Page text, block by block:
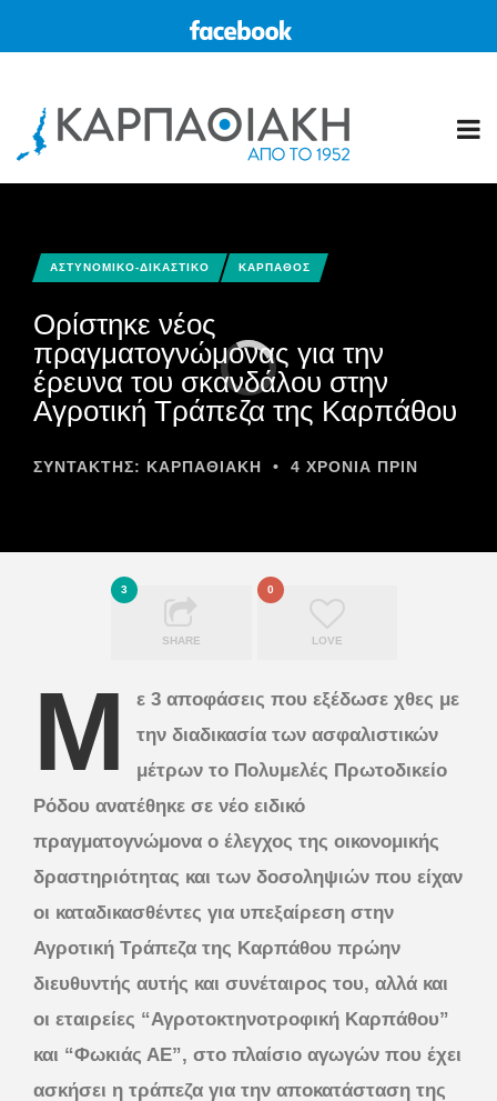
ΑΣΤΥΝΟΜΙΚΟ-ΔΙΚΑΣΤΙΚΟ ΚΑΡΠΑΘΟΣ
Ορίστηκε νέος
πραγματογνώμονας για την
έρευνα του σκανδάλου στην
Αγροτική Τράπεζα της Καρπάθου
ΣΥΝΤΆΚΤΗΣ: ΚΑΡΠΑΘΙΑΚΗ • 4 ΧΡΌΝΙΑ ΠΡΙΝ
3
SHARE
0
LOVE
Μ
ε 3 αποφάσεις που εξέδωσε χθες με
την διαδικασία των ασφαλιστικών
μέτρων το Πολυμελές Πρωτοδικείο
Ρόδου ανατέθηκε σε νέο ειδικό
πραγματογνώμονα ο έλεγχος της οικονομικής
δραστηριότητας και των δοσοληψιών που είχαν
οι καταδικασθέντες για υπεξαίρεση στην
Αγροτική Τράπεζα της Καρπάθου πρώην
διευθυντής αυτής και συνέταιρoς του, αλλά και
οι εταιρείες “Αγροτοκτηνοτροφική Καρπάθου”
και “Φωκιάς ΑΕ”, στο πλαίσιο αγωγών που έχει
ασκήσει η τράπεζα για την αποκατάσταση της